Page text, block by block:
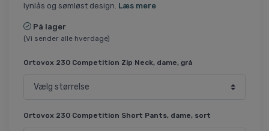
lynlås og sømløst design. Læs mere
På lager
(Vi sender alle hverdage)
Ortovox 230 Competition Zip Neck, dame, grå
Ortovox 230 Competition Short Pants, dame, sort